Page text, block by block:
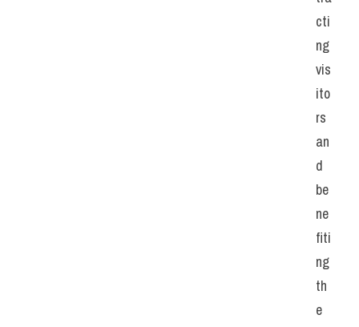
cti
ng
vis
ito
rs
an
d
be
ne
fiti
ng
th
e